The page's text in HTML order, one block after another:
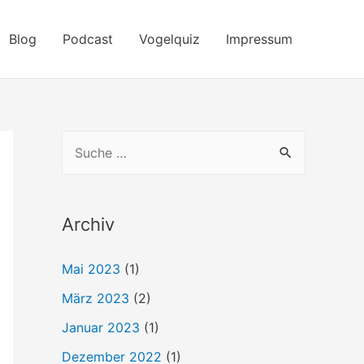
Blog Podcast Vogelquiz Impressum
h
n
n
a
c
Archiv
Mai 2023 (1)
März 2023 (2)
Januar 2023 (1)
Dezember 2022 (1)